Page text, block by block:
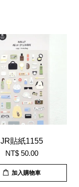
JR貼紙1155
NT$ 50.00
加入購物車